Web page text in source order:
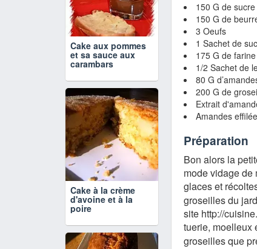
150 G de sucre
150 G de
3 Oeufs
1 Sachet de
175 G de farine
1/2 Sachet de
80 G
200 G de
Extrait
Amandes
Préparation
Bon alors la
mode vidage de
glaces et
groseilles du
site http://
tuerie, moelleux
groseilles que
Cake aux pommes
et sa sauce aux
carambars
Cake à la crème
d'avoine et à la
poire